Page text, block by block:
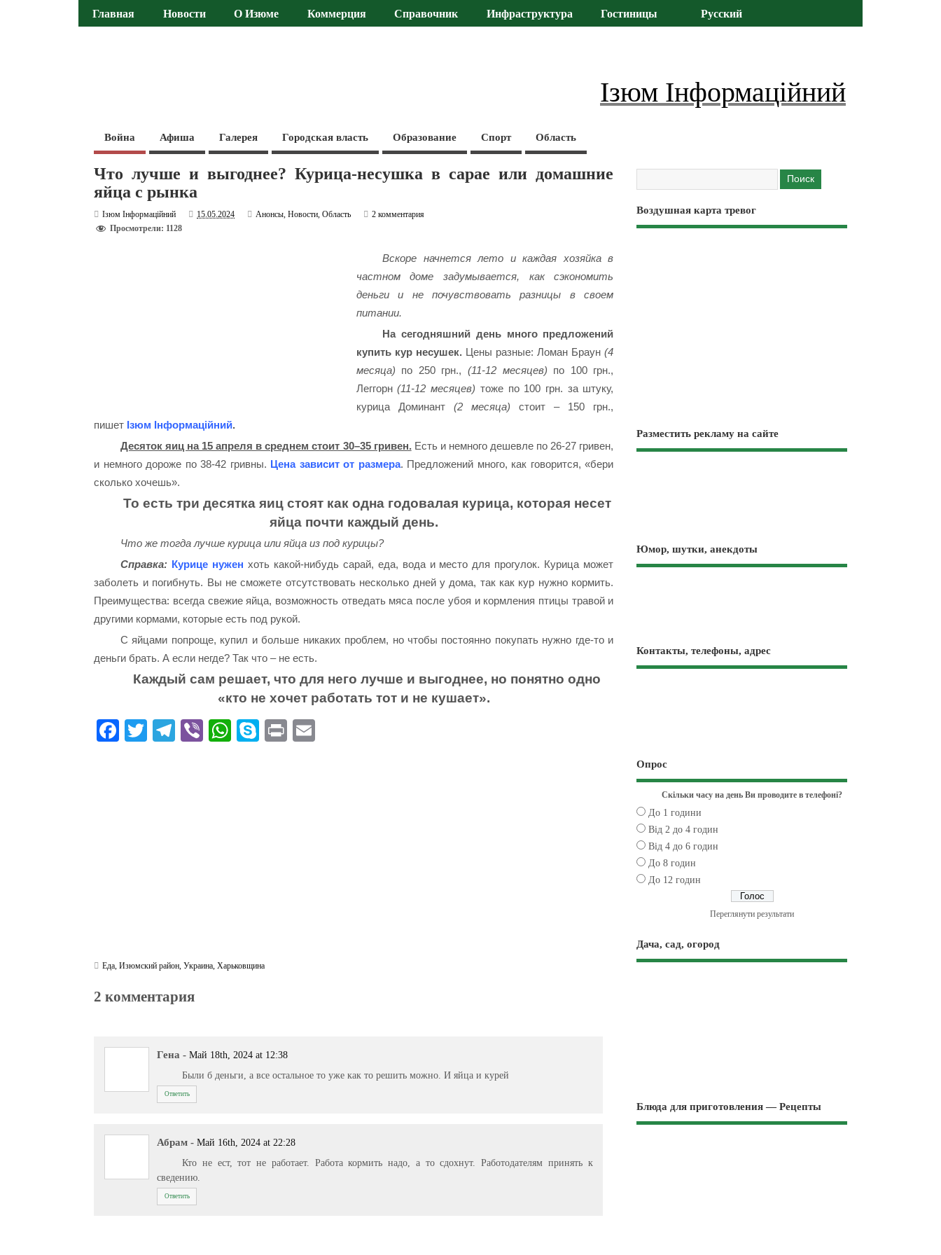
Главная Новости О Изюме Коммерция Справочник Инфраструктура Гостиницы Русский
Ізюм Інформаційний
Война Афиша Галерея Городская власть Образование Спорт Область
Что лучше и выгоднее? Курица-несушка в сарае или домашние
яйца с рынка
Ізюм Інформаційний 15.05.2024 Анонсы,Новости,Область
2 комментария
Просмотрели: 1128
Вскоре начнется лето и каждая хозяйка в
частном доме задумывается, как сэкономить
деньги и не почувствовать разницы в своем
питании.
На сегодняшний день много предложений
купить кур несушек.Цены разные: Ломан Браун(4
месяца) по 250 грн.,(11-12 месяцев) по 100 грн.,
Леггорн(11-12 месяцев) тоже по 100 грн. за штуку,
курица Доминант (2 месяца) стоит – 150 грн.,
пишет Ізюм Інформаційний.
Десяток яиц на 15 апреля в среднем стоит 30–35 гривен.Есть и немного дешевле по 26-27 гривен,
и немного дороже по 38-42 гривны. Цена зависит от размера. Предложений много, как говорится, «бери
сколько хочешь».
То есть три десятка яиц стоят как одна годовалая курица, которая несет
яйца почти каждый день.
Что же тогда лучше курица или яйца из под курицы?
Справка: Курице нужен хоть какой-нибудь сарай, еда, вода и место для прогулок. Курица может
заболеть и погибнуть. Вы не сможете отсутствовать несколько дней у дома, так как кур нужно кормить.
Преимущества: всегда свежие яйца, возможность отведать мяса после убоя и кормления птицы травой и
другими кормами, которые есть под рукой.
С яйцами попроще, купил и больше никаких проблем, но чтобы постоянно покупать нужно где-то и
деньги брать. А если негде? Так что – не есть.
Каждый сам решает, что для него лучше и выгоднее, но понятно одно
«кто не хочет работать тот и не кушает».
Fa T
Te Vi
W
S
Pr
Еда ,Изюмский район ,Украина ,Харьковщина
2 комментария
Гена - Май 18th, 2024 at 12:38
Были б деньги, а все остальное то уже как то решить можно. И яйца и курей
Ответить
Абрам - Май 16th, 2024 at 22:28
Кто не ест, тот не работает. Работа кормить надо, а то сдохнут. Работодателям принять к
сведению.
Ответить
Воздушная карта тревог
Разместить рекламу на сайте
Юмор, шутки, анекдоты
Контакты, телефоны, адрес
Опрос
Скільки часу на день Ви проводите в телефоні?
До 1 години
Від 2 до 4 годин
Від 4 до 6 годин
До 8 годин
До 12 годин
Переглянути результати
Дача, сад, огород
Блюда для приготовления — Рецепты